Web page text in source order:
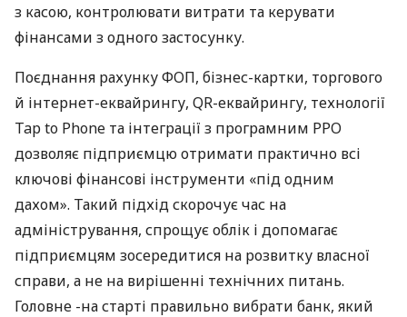
з касою, контролювати витрати та керувати
фінансами з одного застосунку.
Поєднання рахунку ФОП, бізнес-картки, торгового
й інтернет-еквайрингу, QR-еквайрингу, технології
Tap to Phone та інтеграції з програмним РРО
дозволяє підприємцю отримати практично всі
ключові фінансові інструменти «під одним
дахом». Такий підхід скорочує час на
адміністрування, спрощує облік і допомагає
підприємцям зосередитися на розвитку власної
справи, а не на вирішенні технічних питань.
Головне -на старті правильно вибрати банк, який